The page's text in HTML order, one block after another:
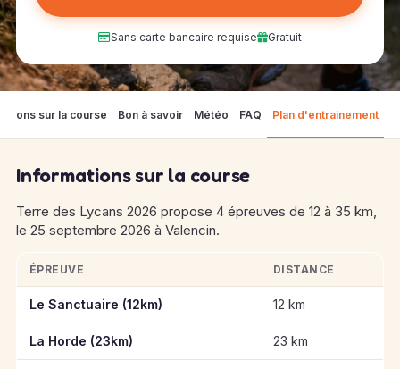
Sans carte bancaire requise Gratuit
sur la course Bon à savoir Météo FAQ Plan d'entrainement
Informations sur la course
Terre des Lycans 2026 propose 4 épreuves de 12 à 35 km,
le 25 septembre 2026 à Valencin.
Informations clés des épreuves de Terre des Lycans 2026
ÉPREUVE DISTANCE
Le Sanctuaire (12km) 12 km
La Horde (23km) 23 km